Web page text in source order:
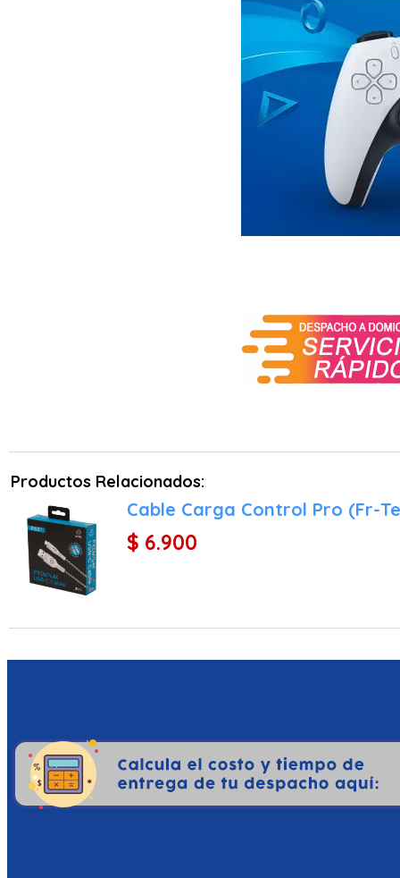
Productos Relacionados:
Cable Carga Control Pro (Fr-
$ 6.900